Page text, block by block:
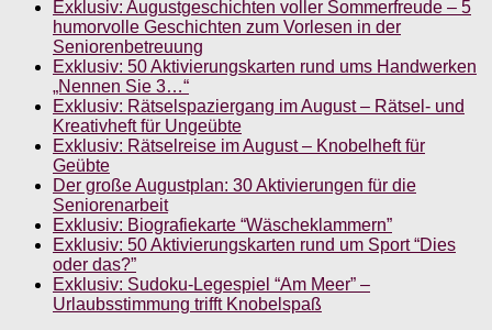
Exklusiv: Augustgeschichten voller Sommerfreude – 5
humorvolle Geschichten zum Vorlesen in der
Seniorenbetreuung
Exklusiv: 50 Aktivierungskarten rund ums Handwerken
„Nennen Sie 3…“
Exklusiv: Rätselspaziergang im August – Rätsel- und
Kreativheft für Ungeübte
Exklusiv: Rätselreise im August – Knobelheft für
Geübte
Der große Augustplan: 30 Aktivierungen für die
Seniorenarbeit
Exklusiv: Biografiekarte “Wäscheklammern”
Exklusiv: 50 Aktivierungskarten rund um Sport “Dies
oder das?”
Exklusiv: Sudoku-Legespiel “Am Meer” –
Urlaubsstimmung trifft Knobelspaß